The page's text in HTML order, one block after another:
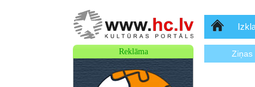
Sākumlapa
Ziņas
Reklāma